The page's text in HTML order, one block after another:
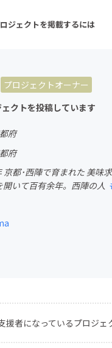
ジェクトを掲載するには
注目の新着プロジェクト
ム・サービス開発
ンジ
プロジェクトオーナー
クトを投稿しています
府
府
京都･西陣で育まれた 美
いて百有余年。西陣の人
援者になっているプロジェ